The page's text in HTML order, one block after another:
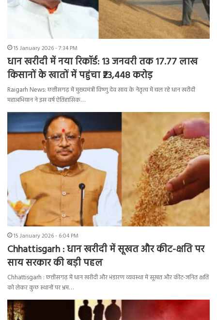
15 January 2026 - 7:34 PM
धान खरीदी में नया रिकॉर्ड: 13 जनवरी तक 17.77 लाख
किसानों के खातों में पहुंचा ₹23,448 करोड़
Raigarh News: छत्तीसगढ़ में मुख्यमंत्री विष्णु देव साय के नेतृत्व में चल रहे धान खरीदी
महाअभियान ने इस वर्ष ऐतिहासिक…
15 January 2026 - 6:04 PM
Chhattisgarh : धान खरीदी में सूखत और कीट-क्षति पर
साय सरकार की बड़ी पहल
Chhattisgarh : छत्तीसगढ़ में धान खरीदी और भंडारण व्यवस्था में सूखत और कीट-जनित क्षति
को लेकर कुछ स्थानों पर भ्रम…